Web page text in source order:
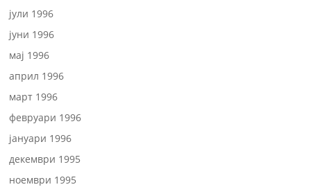
јули 1996
јуни 1996
мај 1996
април 1996
март 1996
февруари 1996
јануари 1996
декември 1995
ноември 1995